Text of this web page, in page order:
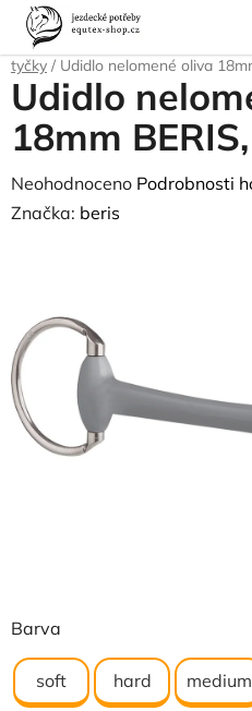
Přejít
obsah
Domů
Pro koně
tyčky / Udidlo nelomené oliva
Barva
soft hard medium
Udidlo
18mm
Průměrné
hodnocení
5
hvězdiček.
Neohodnoceno Podrobnosti
Značka: beris